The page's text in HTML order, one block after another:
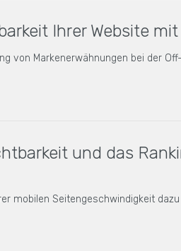
Ihrer Website
von Markenerwähnungen bei der
und das
mobilen Seitengeschwindigkeit